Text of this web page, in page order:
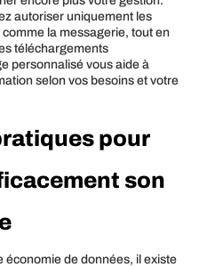
autoriser uniquement les
la messagerie, tout en
téléchargements
personnalisé vous aide à
selon vos besoins et votre
pour
son
économie de données, il existe